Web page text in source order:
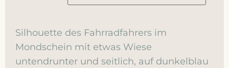
Silhouette des Fahrradfahrers im
Mondschein mit etwas Wiese
untendrunter und seitlich, auf dunkelblau